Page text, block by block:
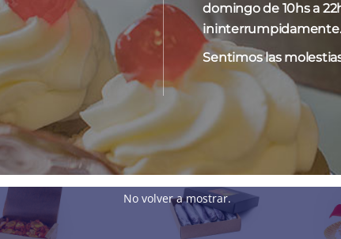
Guirlache
60,00
Macarons de Fantoba
- 30,00€
domingo de 10hs a
ininterrumpidamente.
Sentimos las
No volver a mostrar.